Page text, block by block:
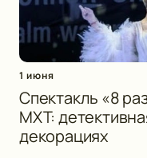
1 июня
Спектакль «8
МХТ:
декорациях